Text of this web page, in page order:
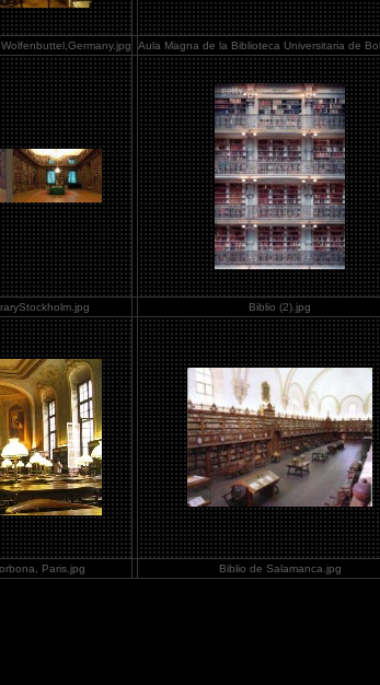
Aula Magna de la Biblioteca Universitaria de
Biblio (2).jpg
Paris.jpg Biblio de Salamanca.jpg